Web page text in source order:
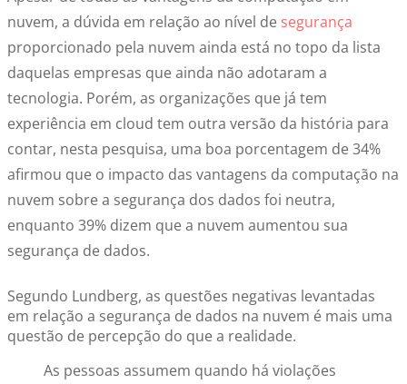
nuvem, a dúvida em relação ao nível de segurança
proporcionado pela nuvem ainda está no topo da lista
daquelas empresas que ainda não adotaram a
tecnologia. Porém, as organizações que já tem
experiência em cloud tem outra versão da história para
contar, nesta pesquisa, uma boa porcentagem de 34%
afirmou que o impacto das vantagens da computação na
nuvem sobre a segurança dos dados foi neutra,
enquanto 39% dizem que a nuvem aumentou sua
segurança de dados.
Segundo Lundberg, as questões negativas levantadas
em relação a segurança de dados na nuvem é mais uma
questão de percepção do que a realidade.
As pessoas assumem quando há violações